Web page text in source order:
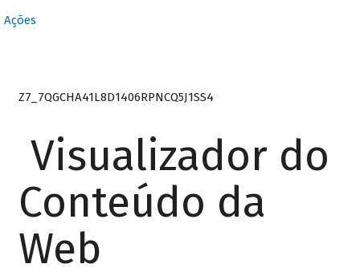
Ações
Z7_7QGCHA41L8D1406RPNCQ5J1SS4
Visualizador do
Conteúdo da
Web